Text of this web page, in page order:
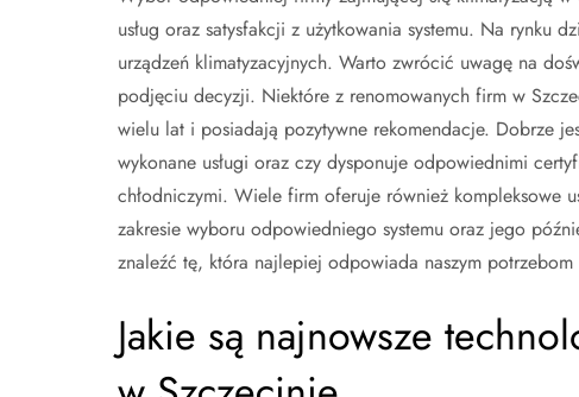
usług oraz satysfakcji z użytkowania systemu. Na rynku
urządzeń klimatyzacyjnych. Warto zwrócić uwagę na
podjęciu decyzji. Niektóre z renomowanych firm w
wielu lat i posiadają pozytywne rekomendacje. Dobrze
wykonane usługi oraz czy dysponuje odpowiednimi
chłodniczymi. Wiele firm oferuje również kompleksowe
zakresie wyboru odpowiedniego systemu oraz jego
znaleźć tę, która najlepiej odpowiada naszym
Jakie są najnowsze